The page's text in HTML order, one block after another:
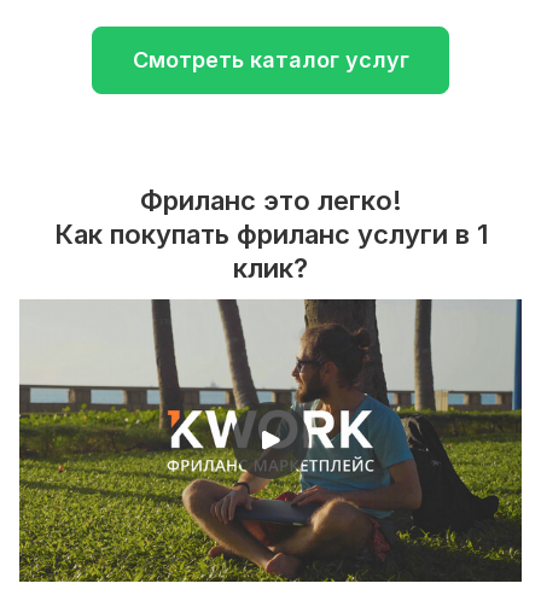
Смотреть каталог услуг
Фриланс это легко!
Как покупать фриланс услуги в 1
клик?